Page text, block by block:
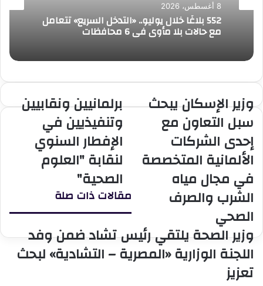
8 أغسطس، 2026
552 بلاغًا خلال يوليو.. «التدخل السريع» تتعامل
مع حالات بلا مأوى في 6 محافظات
وزير
الإسكان
يبحث
سبل
التعاون
مع
إحدى
الشركات
الألمانية
المتخصصة
في
مجال
مياه
الشرب
والصرف
وزير الإسكان يبحث
سبل التعاون مع
إحدى الشركات
الألمانية المتخصصة
في مجال مياه
الشرب والصرف
الصحي
برلمانيين
ونقابيين
وتنفيذيين
في
الإفطار
السنوي
لنقابة
"العلوم
الصحية"
برلمانيين ونقابيين
وتنفيذيين في
الإفطار السنوي
لنقابة "العلوم
الصحية"
مقالات ذات صلة
وزير الصحة يلتقي رئيس تشاد ضمن وفد
اللجنة الوزارية «المصرية – التشادية» لبحث
تعزيز